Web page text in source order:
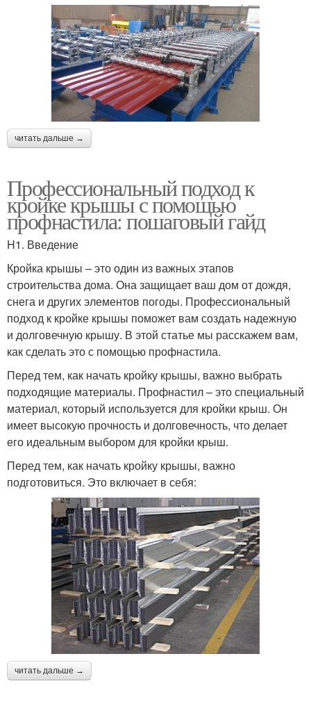
читать дальше →
Профессиональный подход к
кройке крышы с помощью
профнастила: пошаговый гайд
H1. Введение
Кройка крышы – это один из важных этапов
строительства дома. Она защищает ваш дом от дождя,
снега и других элементов погоды. Профессиональный
подход к кройке крышы поможет вам создать надежную
и долговечную крышу. В этой статье мы расскажем вам,
как сделать это с помощью профнастила.
Перед тем, как начать кройку крышы, важно выбрать
подходящие материалы. Профнастил – это специальный
материал, который используется для кройки крыш. Он
имеет высокую прочность и долговечность, что делает
его идеальным выбором для кройки крыш.
Перед тем, как начать кройку крышы, важно
подготовиться. Это включает в себя:
читать дальше →